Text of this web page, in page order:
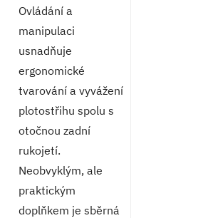
Ovládání a
manipulaci
usnadňuje
ergonomické
tvarování a vyvážení
plotostřihu spolu s
otočnou zadní
rukojetí.
Neobvyklým, ale
praktickým
doplňkem je sběrná